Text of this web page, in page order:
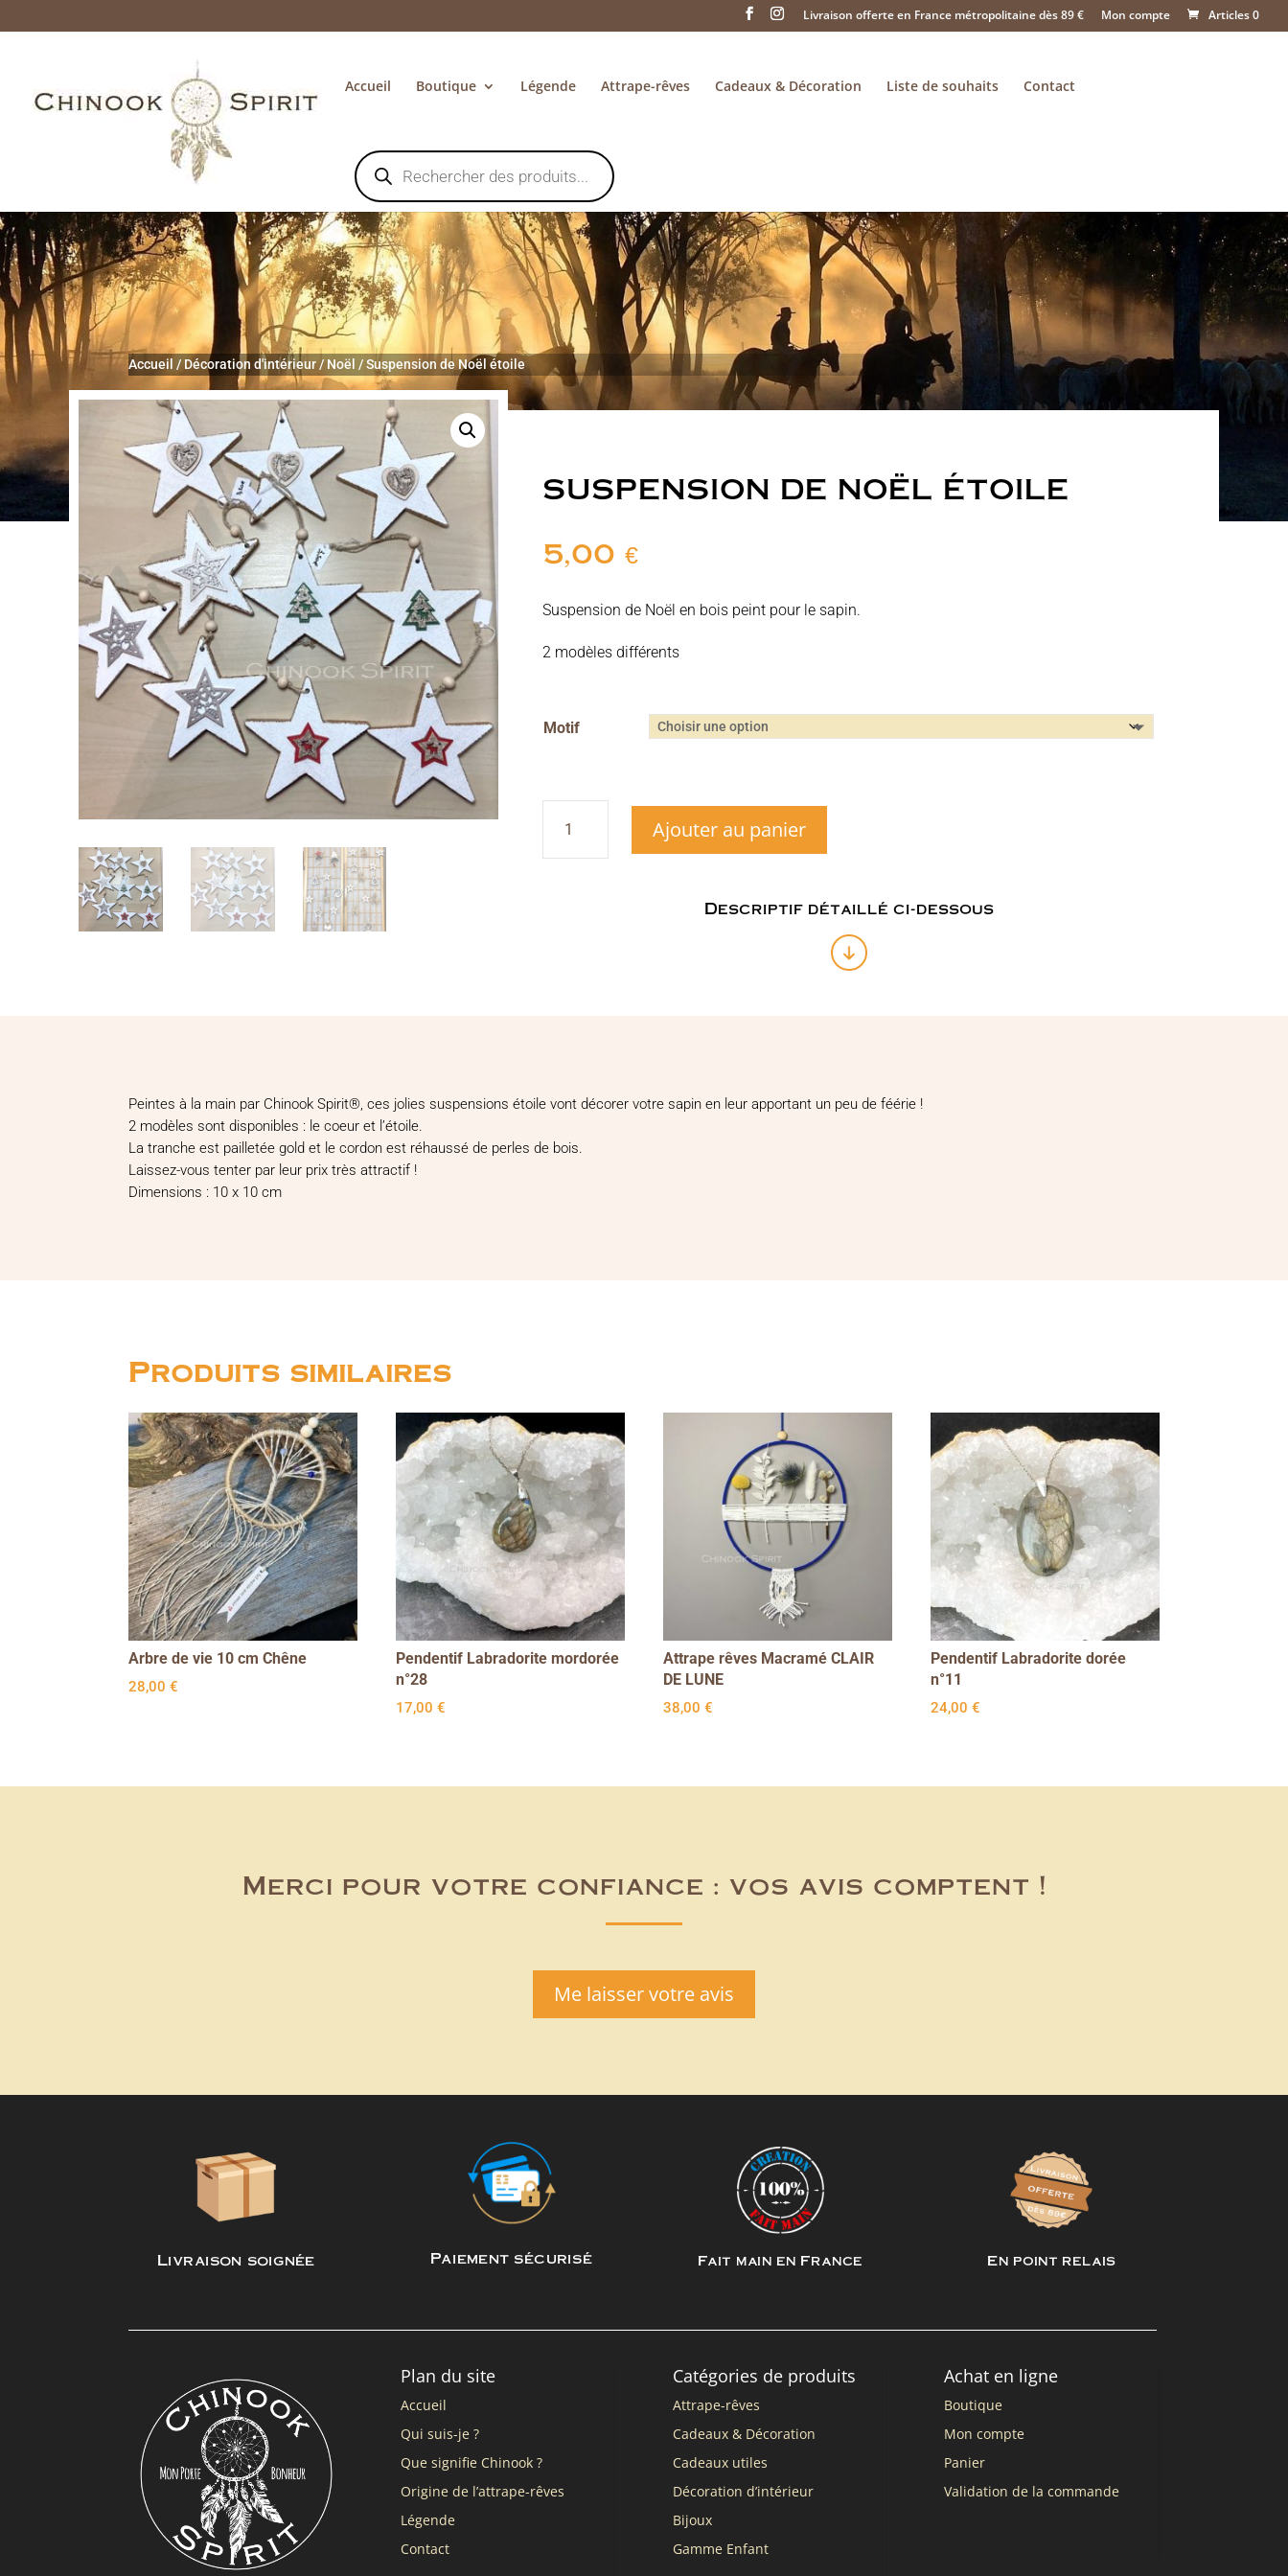
Livraison offerte en France métropolitaine dès 89 € Mon compte Articles 0
Accueil Boutique Légende Attrape-rêves Cadeaux & Décoration Liste de souhaits Contact
Recherche
de
produits
Accueil / Décoration d'intérieur / Noël /Suspension de Noël étoile
SUSPENSION DE NOËL ÉTOILE
5,00€
Suspension de Noël en bois peint pour le sapin.
2 modèles différents
Motif
de
Ajouter au panier
Descriptif détaillé ci-dessous
Peintes à la main par Chinook Spirit®, ces jolies suspensions étoile vont décorer votre sapin en leur apportant un peu de féérie !
2 modèles sont disponibles : le coeur et l’étoile.
La tranche est pailletée gold et le cordon est réhaussé de perles de bois.
Laissez-vous tenter par leur prix très attractif !
Dimensions : 10 x 10 cm
Produits similaires
Arbre de vie 10 cm Chêne
28,00€
Pendentif Labradorite mordorée
n°28
17,00€
Attrape rêves Macramé CLAIR
DE LUNE
38,00€
Pendentif Labradorite dorée
n°11
24,00€
Merci pour votre confiance : vos avis comptent !
Me laisser votre avis
Livraison soignée Paiement sécurisé Fait main en France En point relais
Plan du site
Accueil
Qui suis-je ?
Que signifie Chinook ?
Origine de l’attrape-rêves
Légende
Contact
Catégories de produits
Attrape-rêves
Cadeaux & Décoration
Cadeaux utiles
Décoration d’intérieur
Bijoux
Gamme Enfant
Achat en ligne
Boutique
Mon compte
Panier
Validation de la commande